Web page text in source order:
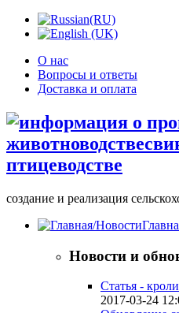
О нас
Вопросы и ответы
Доставка и оплата
создание и реализация
Новости и
Статья -
2017-03-24